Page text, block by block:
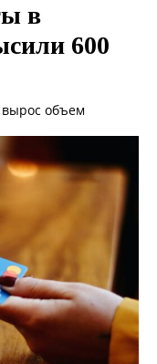
в
600
вырос объем